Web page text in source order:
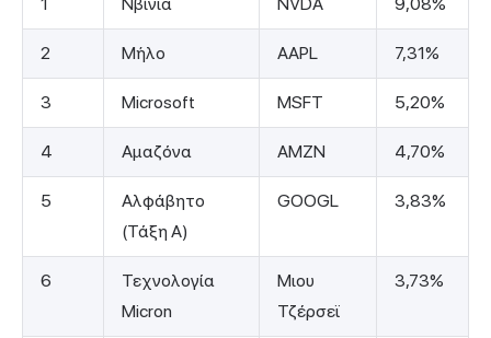
2 Μήλο AAPL 7,31%
3 Microsoft MSFT 5,20%
4 Αμαζόνα AMZN 4,70%
5
Αλφάβητο
(Τάξη Α)
GOOGL 3,83%
6
Τεχνολογία
Micron
Μιου
Τζέρσεϊ
3,73%